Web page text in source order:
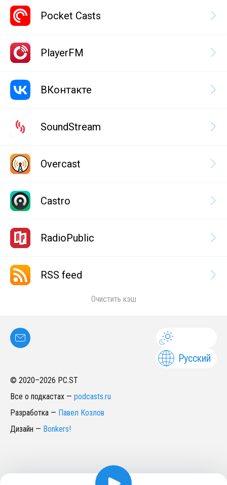
Pocket Casts
PlayerFM
ВКонтакте
SoundStream
Overcast
Castro
RadioPublic
RSS feed
Очистить кэш
Русский
© 2020–2026 PC.ST
Все о подкастах — podcasts.ru
Разработка — Павел Козлов
Дизайн — Bonkers!